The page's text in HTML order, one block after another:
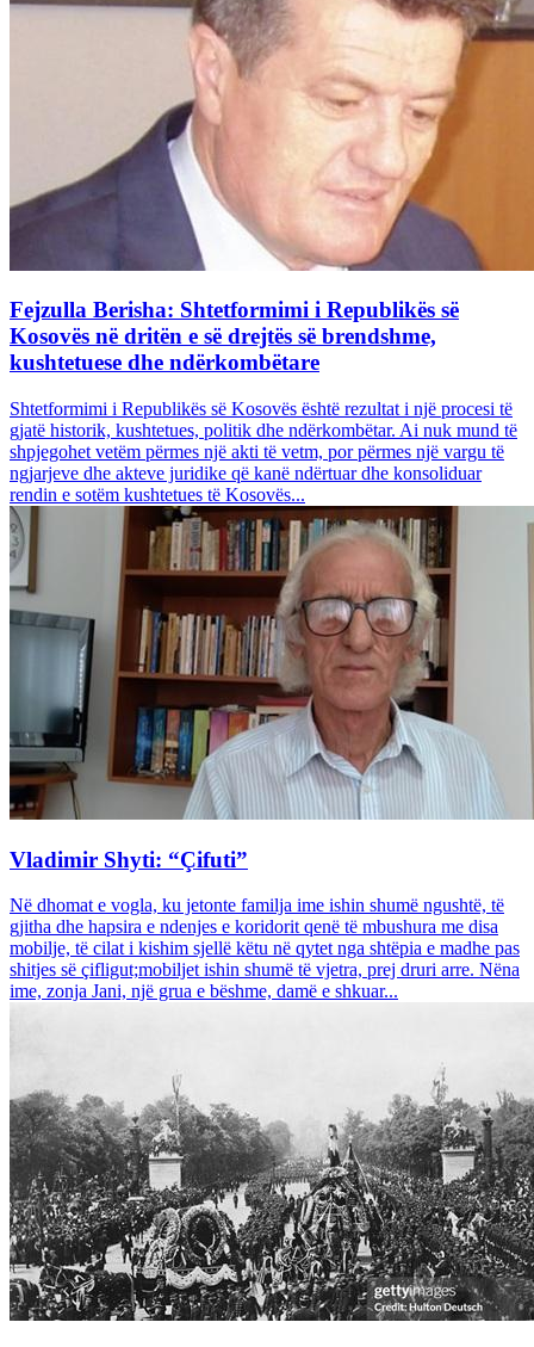
Fejzulla Berisha: Shtetformimi i Republikës së
Kosovës në dritën e së drejtës së brendshme,
kushtetuese dhe ndërkombëtare
Shtetformimi i Republikës së Kosovës është rezultat i një procesi të
gjatë historik, kushtetues, politik dhe ndërkombëtar. Ai nuk mund të
shpjegohet vetëm përmes një akti të vetm, por përmes një vargu të
ngjarjeve dhe akteve juridike që kanë ndërtuar dhe konsoliduar
rendin e sotëm kushtetues të Kosovës...
Vladimir Shyti: “Çifuti”
Në dhomat e vogla, ku jetonte familja ime ishin shumë ngushtë, të
gjitha dhe hapsira e ndenjes e koridorit qenë të mbushura me disa
mobilje, të cilat i kishim sjellë këtu në qytet nga shtëpia e madhe pas
shitjes së çifligut;mobiljet ishin shumë të vjetra, prej druri arre. Nëna
ime, zonja Jani, një grua e bëshme, damë e shkuar...